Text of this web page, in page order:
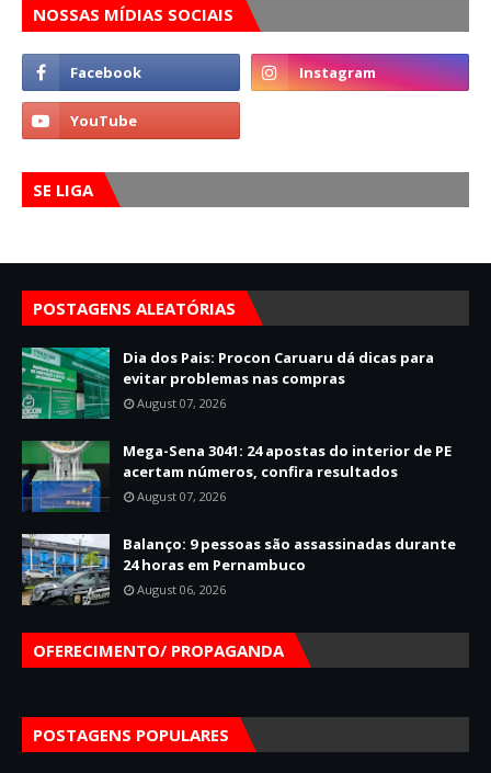
NOSSAS MÍDIAS SOCIAIS
SE LIGA
POSTAGENS ALEATÓRIAS
Dia dos Pais: Procon Caruaru dá dicas para
evitar problemas nas compras
August 07, 2026
Mega-Sena 3041: 24 apostas do interior de PE
acertam números, confira resultados
August 07, 2026
Balanço: 9 pessoas são assassinadas durante
24 horas em Pernambuco
August 06, 2026
OFERECIMENTO/ PROPAGANDA
POSTAGENS POPULARES